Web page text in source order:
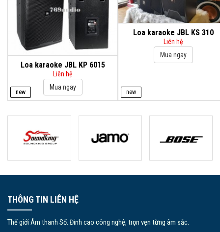
new
Loa karaoke JBL KP 6015
Liên hệ
new
Loa karaoke JBL KS 310
Liên hệ
THÔNG TIN LIÊN HỆ
Thế giới Âm thanh Số: Đỉnh cao công nghệ, trọn vẹn từng âm sắc.